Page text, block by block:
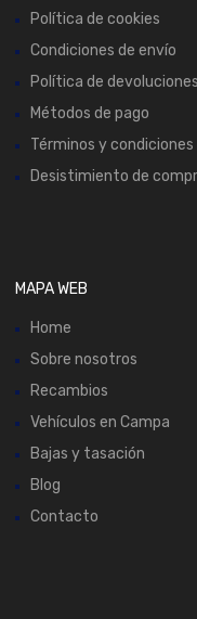
Política de cookies
Condiciones de envío
Política de devoluciones
Métodos de pago
Términos y condiciones
Desistimiento de
MAPA WEB
Home
Sobre nosotros
Recambios
Vehículos en Campa
Bajas y tasación
Blog
Contacto